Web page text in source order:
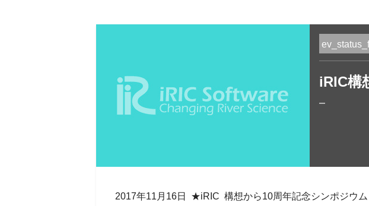
iRIC構
2017年11月16日 ★iRIC 構想から10周年記念シンポジウ